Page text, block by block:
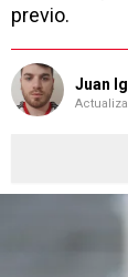
previo.
Juan